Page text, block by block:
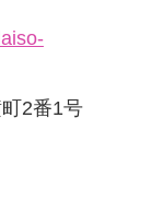
2番1号